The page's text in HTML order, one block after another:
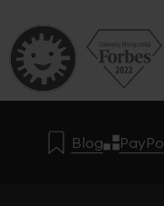
Blog PayPo